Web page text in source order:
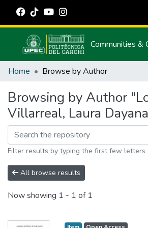
Communities &
Home Browse by Author
Browsing by Author
Villarreal, Laura
Filter results by typing the first few letters
All browse results
Now showing 1 - 1 of 1